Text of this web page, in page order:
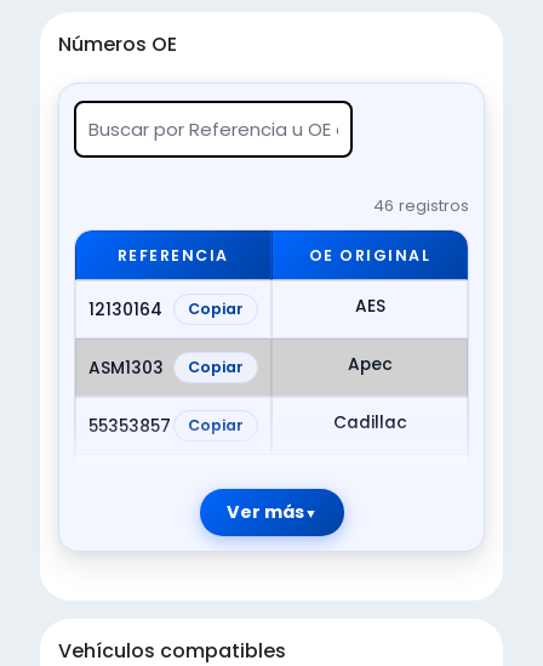
Números OE
46 registros
REFERENCIA OE ORIGINAL
12130164 Copiar AES
ASM1303 Copiar Apec
55353857 Copiar Cadillac
Ver más
Vehículos compatibles